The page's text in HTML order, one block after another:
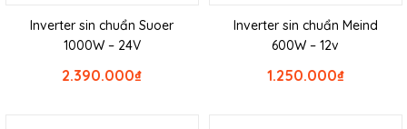
Inverter sin chuẩn Suoer
1000W – 24V
₫
2.390.000
Inverter sin chuẩn Meind
600W – 12v
₫
1.250.000